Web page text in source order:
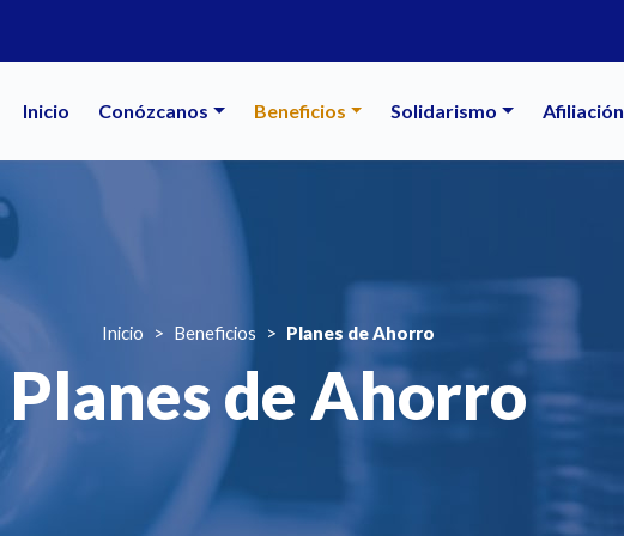
Navegación principal
Inicio Conózcanos Beneficios Solidarismo Afiliación
Inicio Beneficios Planes de Ahorro
Planes de Ahorro